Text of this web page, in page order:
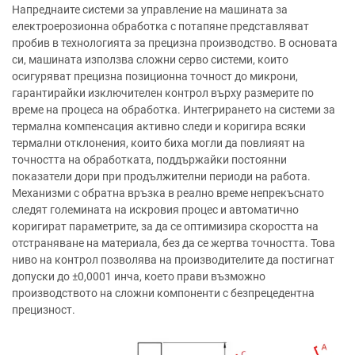
Напреднаите системи за управление на машината за
електроерозионна обработка с потапяне представляват
пробив в технологията за прецизна производство. В основата
си, машината използва сложни серво системи, които
осигуряват прецизна позиционна точност до микрони,
гарантирайки изключителен контрол върху размерите по
време на процеса на обработка. Интегрирането на системи за
термална компенсация активно следи и коригира всяки
термални отклонения, които биха могли да повлияят на
точността на обработката, поддържайки постоянни
показатели дори при продължителни периоди на работа.
Механизми с обратна връзка в реално време непрекъснато
следят големината на искровия процес и автоматично
коригират параметрите, за да се оптимизира скоростта на
отстраняване на материала, без да се жертва точността. Това
ниво на контрол позволява на производителите да постигнат
допуски до ±0,0001 инча, което прави възможно
производството на сложни компоненти с безпрецедентна
прецизност.